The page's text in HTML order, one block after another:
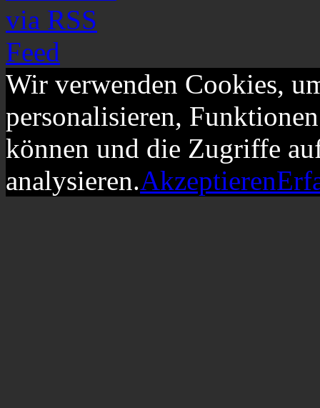
Wir verwenden Cookies,
personalisieren,
können und die Zugriffe
analysieren.Akzeptieren